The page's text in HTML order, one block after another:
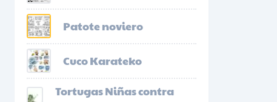
Patote noviero
Cuco Karateko
Tortugas Niñas contra